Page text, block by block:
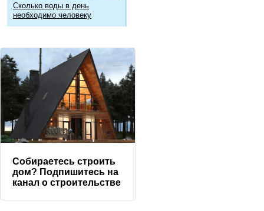
Сколько воды в день
необходимо человеку
Собираетесь строить
дом? Подпишитесь на
канал о строительстве